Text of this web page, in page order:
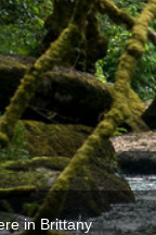
in Brittany